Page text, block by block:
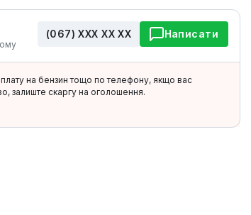
(067) ХХХ ХХ ХХ Написати
на бензин тощо по телефону, якщо вас
залиште скаргу на оголошення.